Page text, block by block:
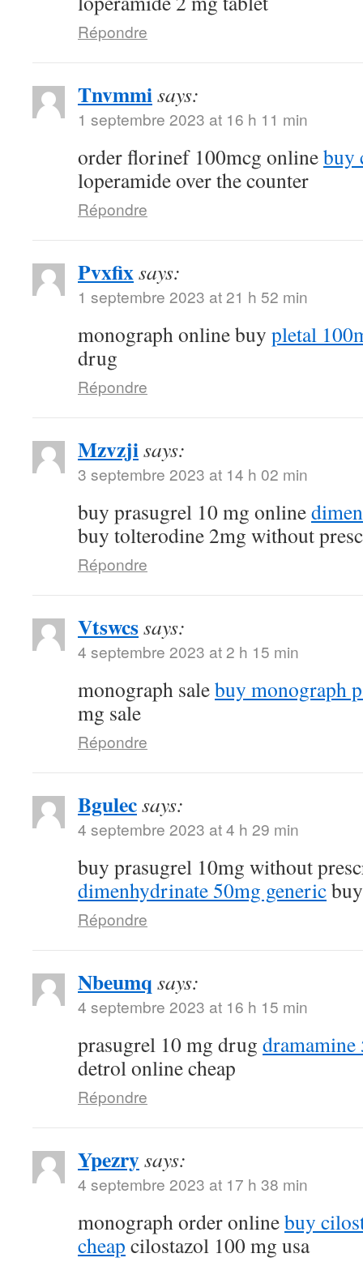
Répondre
Tnvmmisays:
1 septembre 2023 at 16 h 11 min
order florinef 100mcg onlinebuy
loperamide over the counter
Répondre
Pvxfixsays:
1 septembre 2023 at 21 h 52 min
monograph online buy pletal
drug
Répondre
Mzvzjisays:
3 septembre 2023 at 14 h 02 min
buy prasugrel 10 mg online
buy tolterodine 2mg without
Répondre
Vtswcssays:
4 septembre 2023 at 2 h 15 min
monograph salebuy monograph
mg sale
Répondre
Bgulecsays:
4 septembre 2023 at 4 h 29 min
buy prasugrel 10mg without
dimenhydrinate 50mg generic
Répondre
Nbeumq says:
4 septembre 2023 at 16 h 15 min
prasugrel 10 mg drug dramamine
detrol online cheap
Répondre
Ypezrysays:
4 septembre 2023 at 17 h 38 min
monograph order onlinebuy
cheap cilostazol 100 mg usa